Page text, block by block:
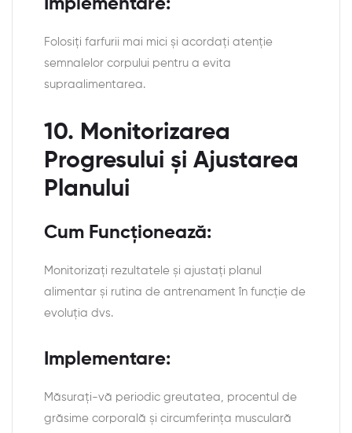
Implementare:
Folosiți farfurii mai mici și acordați atenție
semnalelor corpului pentru a evita
supraalimentarea.
10. Monitorizarea
Progresului și Ajustarea
Planului
Cum Funcționează:
Monitorizați rezultatele și ajustați planul
alimentar și rutina de antrenament în funcție de
evoluția dvs.
Implementare:
Măsurați-vă periodic greutatea, procentul de
grăsime corporală și circumferința musculară